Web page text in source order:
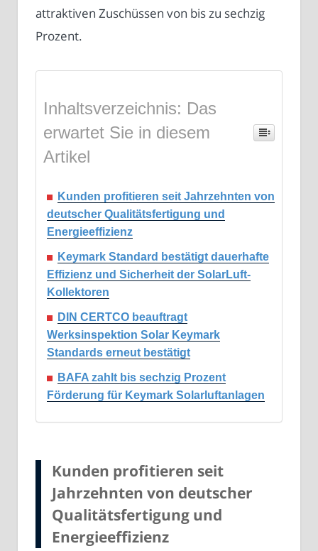
attraktiven Zuschüssen von bis zu sechzig
Prozent.
Inhaltsverzeichnis: Das
erwartet Sie in diesem
Artikel
Kunden profitieren seit Jahrzehnten von
deutscher Qualitätsfertigung und
Energieeffizienz
Keymark Standard bestätigt dauerhafte
Effizienz und Sicherheit der SolarLuft-
Kollektoren
DIN CERTCO beauftragt
Werksinspektion Solar Keymark
Standards erneut bestätigt
BAFA zahlt bis sechzig Prozent
Förderung für Keymark Solarluftanlagen
Kunden profitieren seit
Jahrzehnten von deutscher
Qualitätsfertigung und
Energieeffizienz